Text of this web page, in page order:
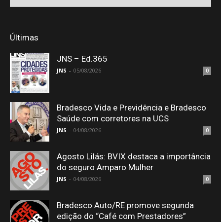
Últimas
JNS – Ed.365
JNS - 05/08/2026 0
Bradesco Vida e Previdência e Bradesco
Saúde com corretores na UCS
JNS - 04/08/2026 0
Agosto Lilás: BVIX destaca a importância
do seguro Amparo Mulher
JNS - 04/08/2026 0
Bradesco Auto/RE promove segunda
edição do “Café com Prestadores”